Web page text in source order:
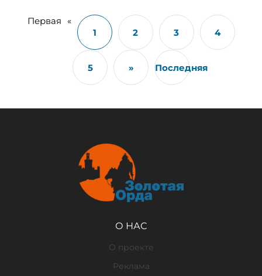
Первая
«
1
2 3 4
5 » Последняя
О НАС
О проекте
Реклама